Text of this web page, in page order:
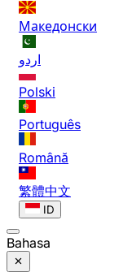
Македонски
اردو
Polski
Português
Română
繁體中文
ID
Bahasa